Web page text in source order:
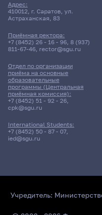
Адрес:
410012, г. Саратов, ул.
Астраханская, 83
Приёмная ректора:
+7 (8452) 26 - 16 - 96, 8 (937)
811-67-46, rector@sgu.ru
Отдел по организации
приёма на основные
образовательные
программы (Центральная
приёмная комиссия):
+7 (8452) 51 - 92 - 26,
cpk@sgu.ru
International Students:
+7 (8452) 50 - 87 - 07,
ied@sgu.ru
Учредитель: